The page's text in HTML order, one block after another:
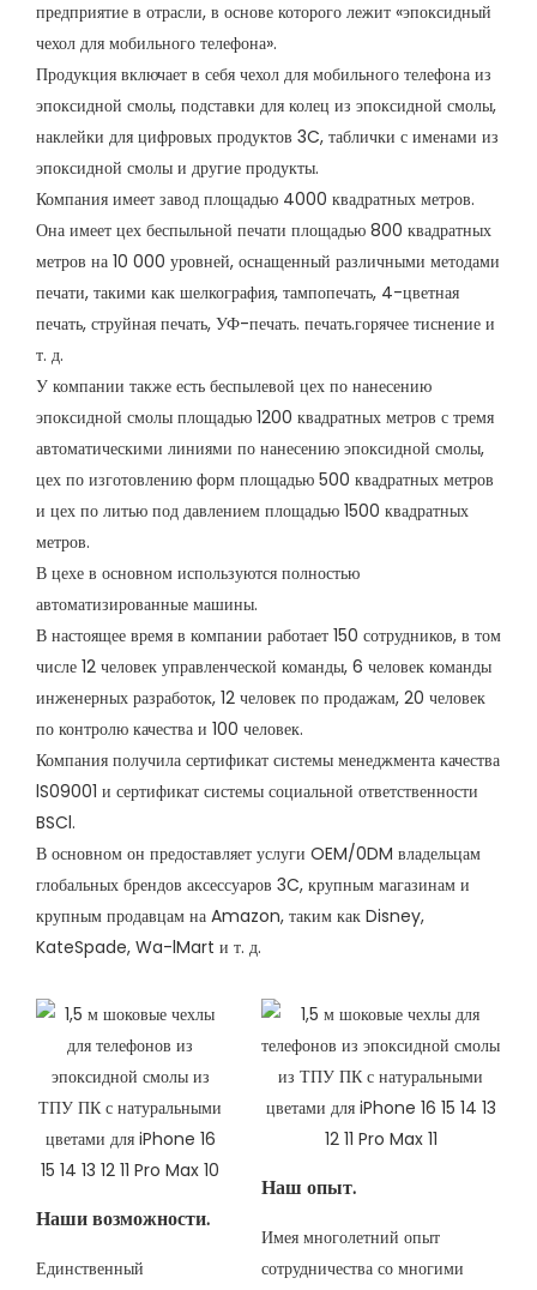
предприятие в отрасли, в основе которого лежит «эпоксидный
чехол для мобильного телефона».
Продукция включает в себя чехол для мобильного телефона из
эпоксидной смолы, подставки для колец из эпоксидной смолы,
наклейки для цифровых продуктов 3C, таблички с именами из
эпоксидной смолы и другие продукты.
Компания имеет завод площадью 4000 квадратных метров.
Она имеет цех беспыльной печати площадью 800 квадратных
метров на 10 000 уровней, оснащенный различными методами
печати, такими как шелкография, тампопечать, 4-цветная
печать, струйная печать, УФ-печать. печать.горячее тиснение и
т. д.
У компании также есть беспылевой цех по нанесению
эпоксидной смолы площадью 1200 квадратных метров с тремя
автоматическими линиями по нанесению эпоксидной смолы,
цех по изготовлению форм площадью 500 квадратных метров
и цех по литью под давлением площадью 1500 квадратных
метров.
В цехе в основном используются полностью
автоматизированные машины.
В настоящее время в компании работает 150 сотрудников, в том
числе 12 человек управленческой команды, 6 человек команды
инженерных разработок, 12 человек по продажам, 20 человек
по контролю качества и 100 человек.
Компания получила сертификат системы менеджмента качества
lS09001 и сертификат системы социальной ответственности
BSCl.
В основном он предоставляет услуги OEM/0DM владельцам
глобальных брендов аксессуаров 3C, крупным магазинам и
крупным продавцам на Amazon, таким как Disney,
KateSpade, Wa-lMart и т. д.
Наши возможности.
Единственный
Наш опыт.
Имея многолетний опыт
сотрудничества со многими